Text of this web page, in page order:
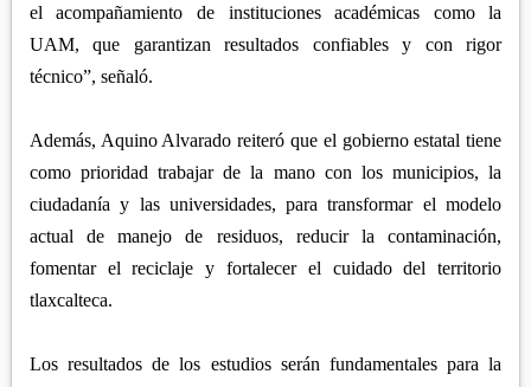
el acompañamiento de instituciones académicas como la
UAM, que garantizan resultados confiables y con rigor
técnico”, señaló.
Además, Aquino Alvarado reiteró que el gobierno estatal tiene
como prioridad trabajar de la mano con los municipios, la
ciudadanía y las universidades, para transformar el modelo
actual de manejo de residuos, reducir la contaminación,
fomentar el reciclaje y fortalecer el cuidado del territorio
tlaxcalteca.
Los resultados de los estudios serán fundamentales para la